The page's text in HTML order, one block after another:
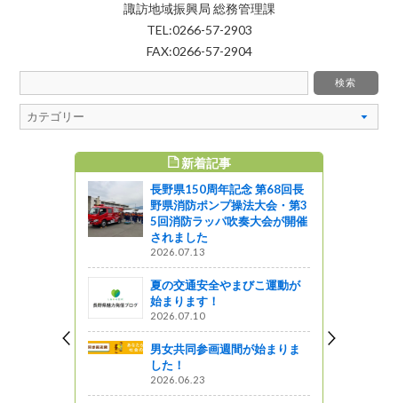
諏訪地域振興局 総務管理課
TEL:0266-57-2903
FAX:0266-57-2904
新着記事
長野県150周年記念 第68回長
野県消防ポンプ操法大会・第3
5回消防ラッパ吹奏大会が開催
されました
2026.07.13
夏の交通安全やまびこ運動が
始まります！
2026.07.10
男女共同参画週間が始まりま
した！
2026.06.23